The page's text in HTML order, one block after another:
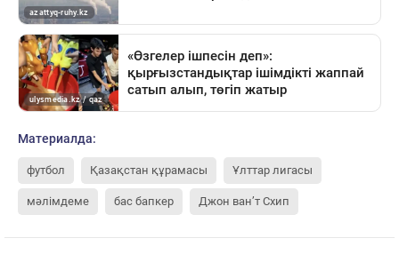
Материалда:
футбол Қазақстан құрамасы Ұлттар лигасы
мәлімдеме бас бапкер Джон ван’т Схип